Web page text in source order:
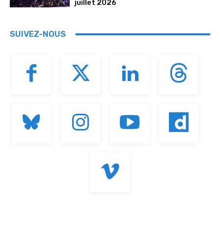
juillet 2026
SUIVEZ-NOUS